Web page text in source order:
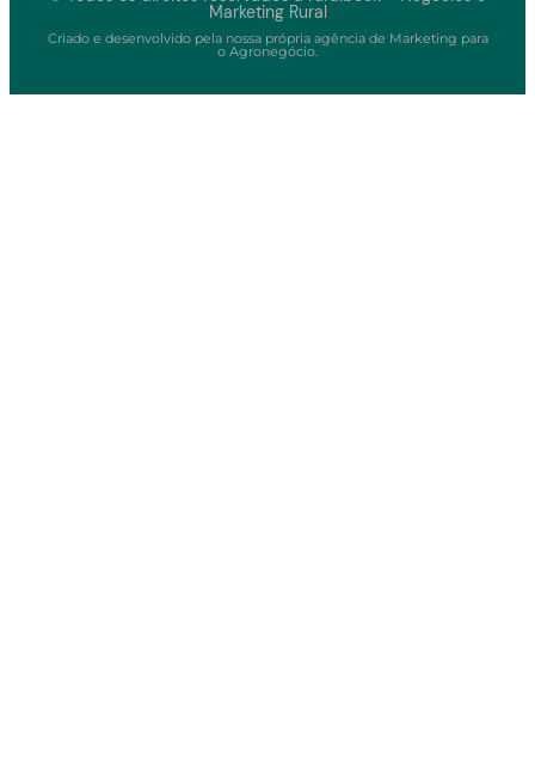
Marketing Rural
Criado e desenvolvido pela nossa própria agência de Marketing para
o Agronegócio.